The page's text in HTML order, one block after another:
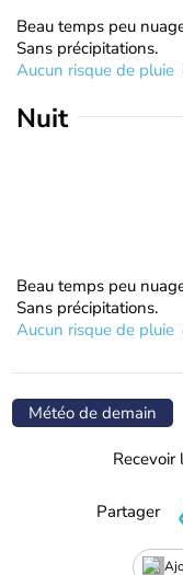
Beau temps peu
Sans précipitations.
Aucun risque de pluie
Nuit
Beau temps peu
Sans précipitations.
Aucun risque de pluie
Météo de demain
Partager